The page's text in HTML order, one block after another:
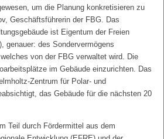
um die Planung konkretisieren zu
Geschäftsführerin der FBG. Das
ist Eigentum der Freien
genauer: des Sondervermögens
von der FBG verwaltet wird. Die
im Gebäude einzurichten. Das
Zentrum für Polar- und
das Gebäude für die nächsten 20
Teil durch Fördermittel aus dem